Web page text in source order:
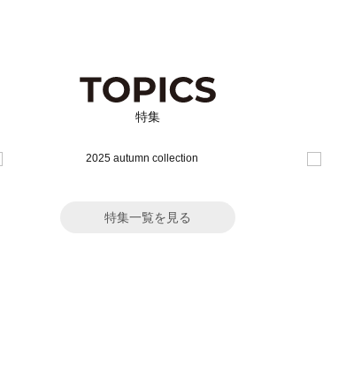
特集
特集一覧を見る